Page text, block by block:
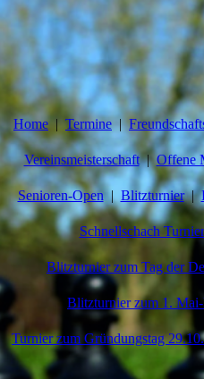
Home Termine
Vereinsmeisterschaft Offene
Senioren-Open Blitzturnier
Schnellschach Turnier
Blitzturnier zum Tag der
Blitzturnier zum 1.
Turnier zum Gründungstag